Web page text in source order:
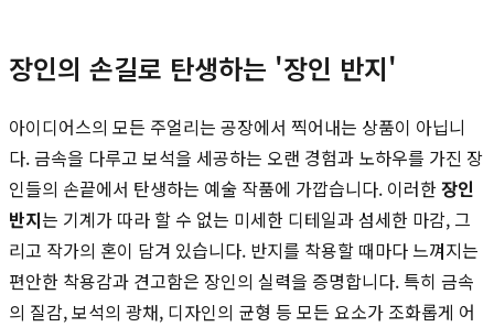
장인의 손길로 탄생하는 '장인 반지'
아이디어스의 모든 주얼리는 공장에서 찍어내는 상품이 아닙니
다. 금속을 다루고 보석을 세공하는 오랜 경험과 노하우를 가진 장
인들의 손끝에서 탄생하는 예술 작품에 가깝습니다. 이러한장인
반지는 기계가 따라 할 수 없는 미세한 디테일과 섬세한 마감, 그
리고 작가의 혼이 담겨 있습니다. 반지를 착용할 때마다 느껴지는
편안한 착용감과 견고함은 장인의 실력을 증명합니다. 특히 금속
의 질감, 보석의 광채, 디자인의 균형 등 모든 요소가 조화롭게 어